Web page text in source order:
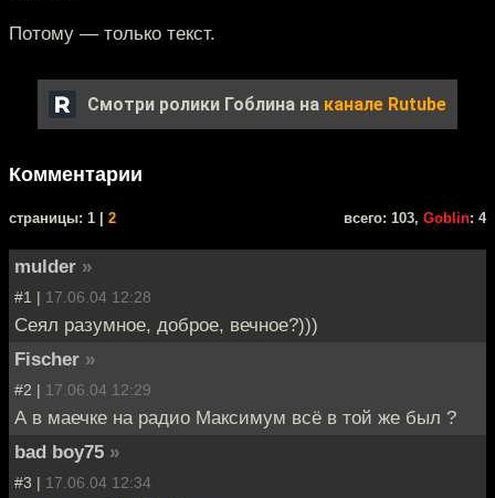
Потому — только текст.
Смотри ролики Гоблина на канале Rutube
Комментарии
cтраницы: 1 | 2 всего: 103, Goblin: 4
mulder »
#1 | 17.06.04 12:28
Сеял разумное, доброе, вечное?)))
Fischer »
#2 | 17.06.04 12:29
А в маечке на радио Максимум всё в той же был ?
bad boy75 »
#3 | 17.06.04 12:34